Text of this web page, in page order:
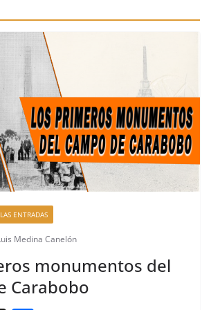
ENTRADAS
Medina Canelón
monumentos del
Carabobo